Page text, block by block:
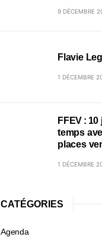
9 DÉCEMBRE
Flavie
1 DÉCEMBRE
FFEV :
temps
places
1 DÉCEMBRE
CATÉGORIES
Agenda